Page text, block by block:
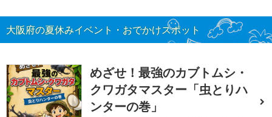
大阪府の夏休みイベント・おでかけスポット
めざせ！最強のカブトムシ・
クワガタマスター「虫とりハ
ンターの巻」